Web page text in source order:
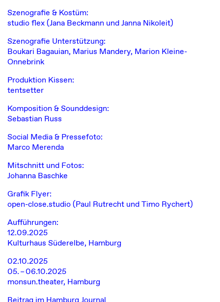
Szenografie & Kostüm:
studio flex (Jana Beckmann und Janna Nikoleit)
Szenografie Unterstützung:
Boukari Bagauian, Marius Mandery, Marion Kleine-
Onnebrink
Produktion Kissen:
tentsetter
Komposition & Sounddesign:
Sebastian Russ
Social Media & Pressefoto:
Marco Merenda
Mitschnitt und Fotos:
Johanna Baschke
Grafik Flyer:
open-close.studio (Paul Rutrecht und Timo Rychert)
Aufführungen:
12.09.2025
Kulturhaus Süderelbe, Hamburg
02.10.2025
05. – 06.10.2025
monsun.theater, Hamburg
Beitrag im Hamburg Journal